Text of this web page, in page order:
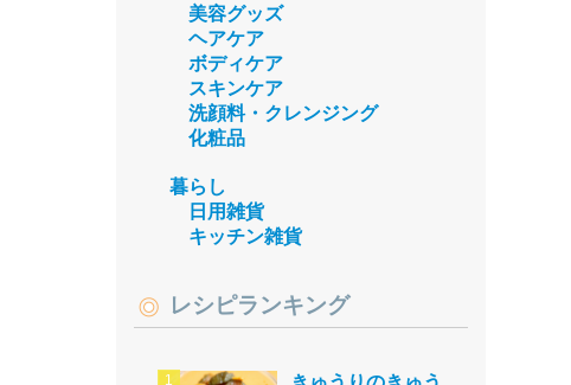
美容グッズ
ヘアケア
ボディケア
スキンケア
洗顔料・クレンジング
化粧品
暮らし
日用雑貨
キッチン雑貨
レシピランキング